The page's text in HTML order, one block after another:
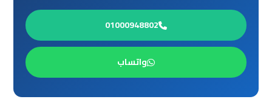
01000948802
واتساب
ليموزين
القاهرة
للاسكندرية